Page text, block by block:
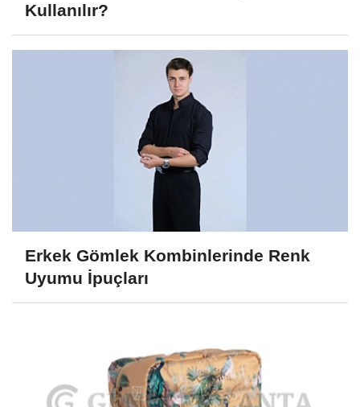
Kullanılır?
Erkek Gömlek Kombinlerinde Renk
Uyumu İpuçları